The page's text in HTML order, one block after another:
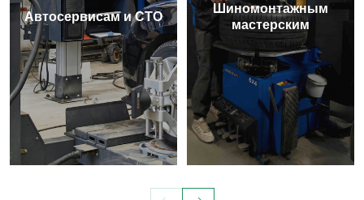
Автосервисам и СТО
Шиномонтажным
мастерским